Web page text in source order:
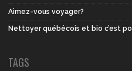
Aimez-vous voyager?
Nettoyer québécois et bio c’est
TAGS